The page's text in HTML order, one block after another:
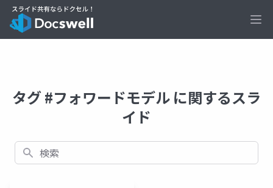
タグ #フォワードモデル に関するスラ
イド
検索